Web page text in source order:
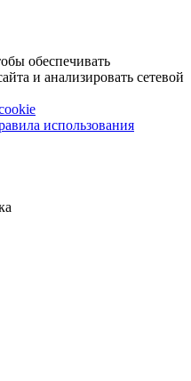
обеспечивать
и анализировать сетевой
использования